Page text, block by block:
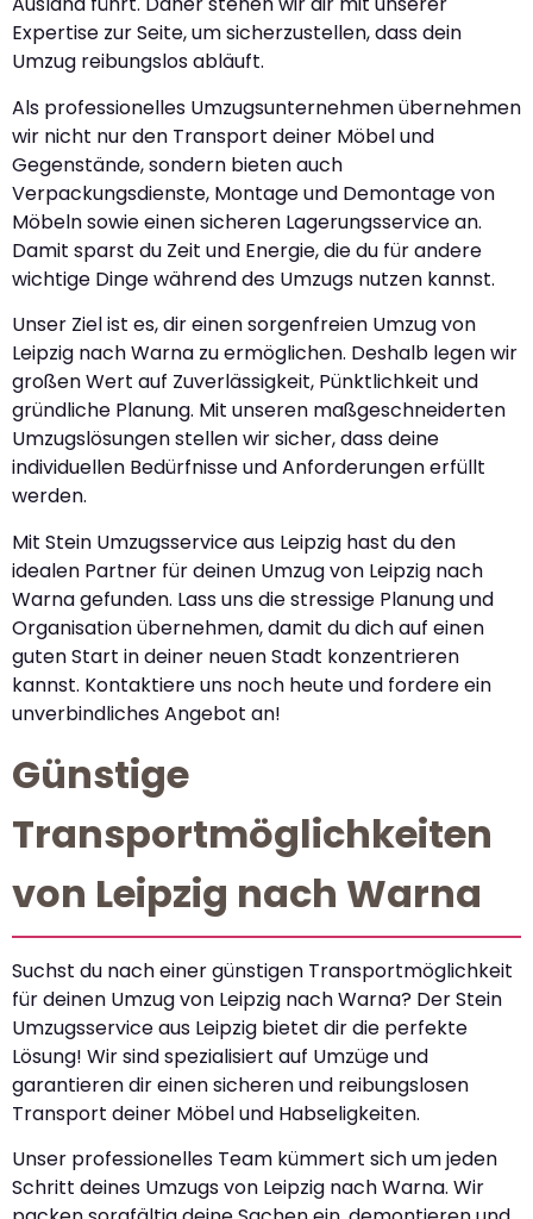
Expertise zur Seite, um sicherzustellen, dass dein
Umzug reibungslos abläuft.
Als professionelles Umzugsunternehmen übernehmen
wir nicht nur den Transport deiner Möbel und
Gegenstände, sondern bieten auch
Verpackungsdienste, Montage und Demontage von
Möbeln sowie einen sicheren Lagerungsservice an.
Damit sparst du Zeit und Energie, die du für andere
wichtige Dinge während des Umzugs nutzen kannst.
Unser Ziel ist es, dir einen sorgenfreien Umzug von
Leipzig nach Warna zu ermöglichen. Deshalb legen wir
großen Wert auf Zuverlässigkeit, Pünktlichkeit und
gründliche Planung. Mit unseren maßgeschneiderten
Umzugslösungen stellen wir sicher, dass deine
individuellen Bedürfnisse und Anforderungen erfüllt
werden.
Mit Stein Umzugsservice aus Leipzig hast du den
idealen Partner für deinen Umzug von Leipzig nach
Warna gefunden. Lass uns die stressige Planung und
Organisation übernehmen, damit du dich auf einen
guten Start in deiner neuen Stadt konzentrieren
kannst. Kontaktiere uns noch heute und fordere ein
unverbindliches Angebot an!
Günstige
Transportmöglichkeiten
von Leipzig nach Warna
Suchst du nach einer günstigen Transportmöglichkeit
für deinen Umzug von Leipzig nach Warna? Der Stein
Umzugsservice aus Leipzig bietet dir die perfekte
Lösung! Wir sind spezialisiert auf Umzüge und
garantieren dir einen sicheren und reibungslosen
Transport deiner Möbel und Habseligkeiten.
Unser professionelles Team kümmert sich um jeden
Schritt deines Umzugs von Leipzig nach Warna. Wir